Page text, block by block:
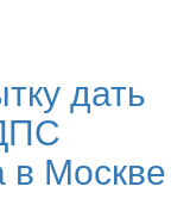
дать
в Москве